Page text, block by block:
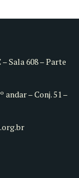
Sala 608 – Parte
andar – Conj. 51 –